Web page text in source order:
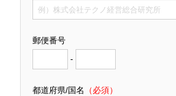
郵便番号
-
都道府県/国名 （必須）